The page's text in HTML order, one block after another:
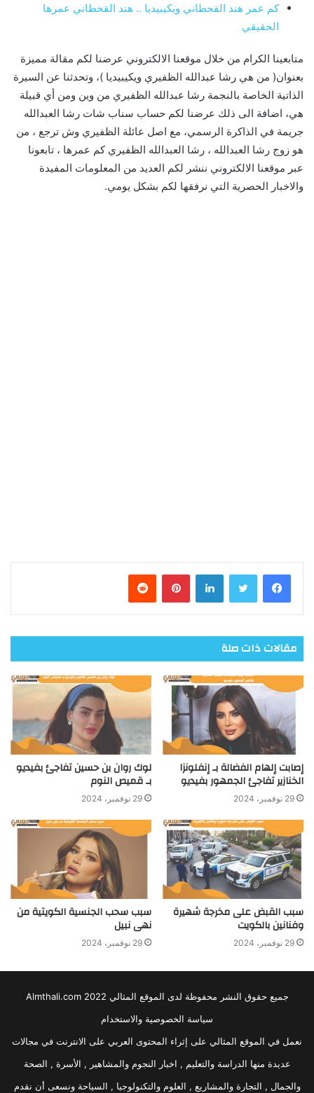
كم عمر هند القحطاني ويكيبيديا .. هند القحطاني عمرها
الحقيقي
متابعينا الكرام من خلال موقعنا الالكتروني عرضنا لكم مقالة مميزة
بعنوان( من هي رشا عبدالله الظفيري ويكيبيديا )، وتحدثنا عن السيرة
الذاتية الخاصة بالنجمة رشا عبدالله الظفيري من وين ومن أي قبيلة
هي، اضافة الى ذلك عرضنا لكم حساب سناب شات رشا العبدالله
جريمة في الذاكرة الرسمي، مع اصل عائلة الظفيري وش ترجع ، من
هو زوج رشا العبدالله ، رشا العبدالله الظفيري كم عمرها ، تابعونا
عبر موقعنا الالكتروني ننشر لكم العديد من المعلومات المفيدة
والاخبار الحصرية التي نرفقها لكم بشكل يومي.
فيسبوك تويتر لينكدإن بينتيريست
مقالات ذات صلة
إصابت إلهام الفضالة بـ إنفلونزا
الخنازير تفاجئ الجمهور بفيديو
29 نوفمبر، 2024
لوك روان بن حسين تفاجئ بفيديو
بـ قميص النوم
29 نوفمبر، 2024
سبب القبض على مخرجة شهيرة
وفنانين بالكويت
29 نوفمبر، 2024
سبب سحب الجنسية الكويتية من
نهى نبيل
29 نوفمبر، 2024
جميع حقوق النشر محفوظة لدى الموقع المثالي 2022 Almthali.com
سياسة الخصوصية والاستخدام
نعمل في الموقع المثالي على إثراء المحتوى العربي على الانترنت في مجالات
عديدة منها الدراسة والتعليم , اخبار النجوم والمشاهير , الأسرة , الصحة
والجمال , التجارة والمشاريع , العلوم والتكنولوجيا , السياحة ونسعى أن نقدم